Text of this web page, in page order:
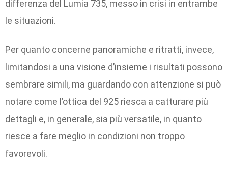
differenza del Lumia 735, messo in crisi in entrambe
le situazioni.
Per quanto concerne panoramiche e ritratti, invece,
limitandosi a una visione d’insieme i risultati possono
sembrare simili, ma guardando con attenzione si può
notare come l’ottica del 925 riesca a catturare più
dettagli e, in generale, sia più versatile, in quanto
riesce a fare meglio in condizioni non troppo
favorevoli.